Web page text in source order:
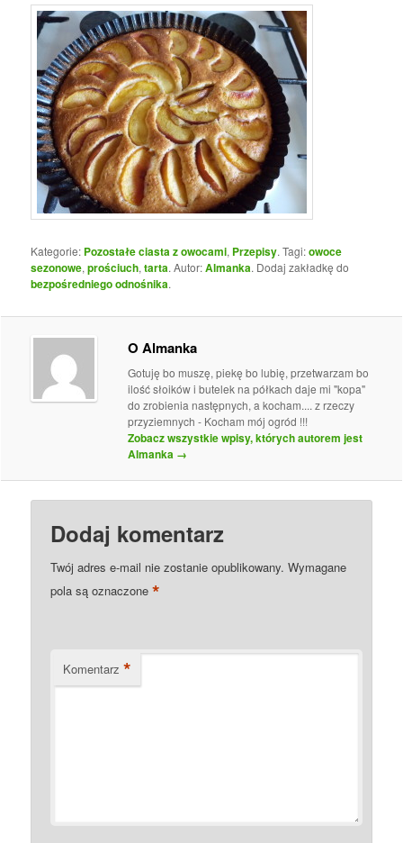
Kategorie: Pozostałe ciasta z owocami, Przepisy. Tagi:owoce
sezonowe,prościuch,tarta. Autor:Almanka. Dodaj zakładkę do
bezpośredniego odnośnika.
O Almanka
Gotuję bo muszę, piekę bo lubię, przetwarzam bo
ilość słoików i butelek na półkach daje mi "kopa"
do zrobienia następnych, a kocham.... z rzeczy
przyziemnych - Kocham mój ogród !!!
Zobacz wszystkie wpisy, których autorem jest
Almanka →
Dodaj komentarz
Twój adres e-mail nie zostanie opublikowany. Wymagane
pola są oznaczone*
Komentarz *